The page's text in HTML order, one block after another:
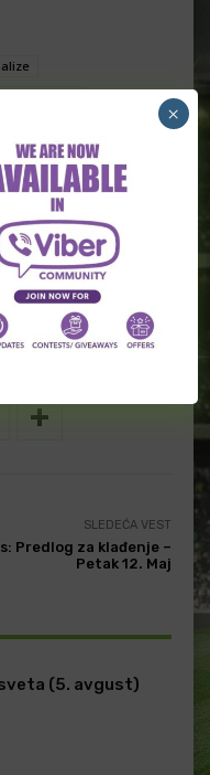
kladionica
predlozi
utakmica za danas
tip dana
dana
SLEDEĆA VEST
Predlog za klađenje –
Petak 12. Maj
(5. avgust)
×